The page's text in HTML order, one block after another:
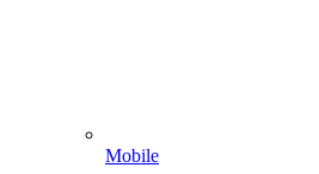
Mobile